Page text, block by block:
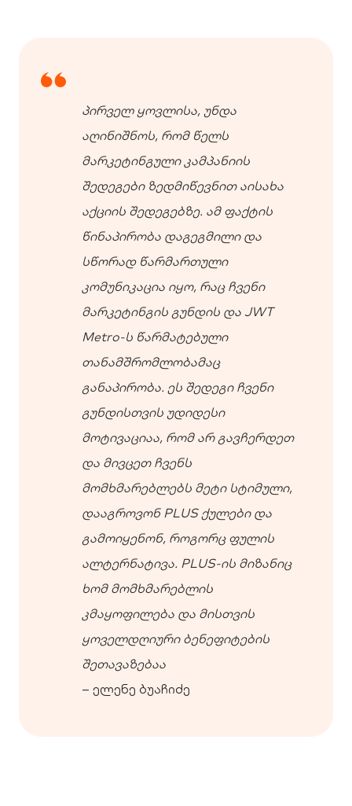
პირველ ყოვლისა, უნდა
აღინიშნოს, რომ წელს
მარკეტინგული კამპანიის
შედეგები ზედმიწევნით აისახა
აქციის შედეგებზე. ამ ფაქტის
წინაპირობა დაგეგმილი და
სწორად წარმართული
კომუნიკაცია იყო, რაც ჩვენი
მარკეტინგის გუნდის და JWT
Metro-ს წარმატებული
თანამშრომლობამაც
განაპირობა. ეს შედეგი ჩვენი
გუნდისთვის უდიდესი
მოტივაციაა, რომ არ გავჩერდეთ
და მივცეთ ჩვენს
მომხმარებლებს მეტი სტიმული,
დააგროვონ PLUS ქულები და
გამოიყენონ, როგორც ფულის
ალტერნატივა. PLUS-ის მიზანიც
ხომ მომხმარებლის
კმაყოფილება და მისთვის
ყოველდღიური ბენეფიტების
შეთავაზებაა
– ელენე ბუაჩიძე